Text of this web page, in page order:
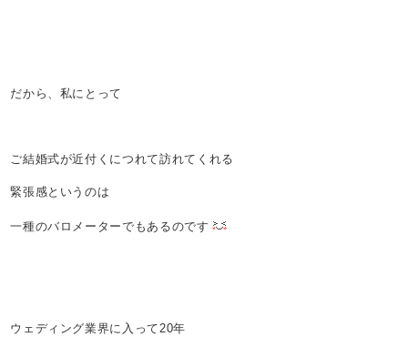
だから、私にとって
ご結婚式が近付くにつれて訪れてくれる
緊張感というのは
一種のバロメーターでもあるのです
ウェディング業界に入って20年